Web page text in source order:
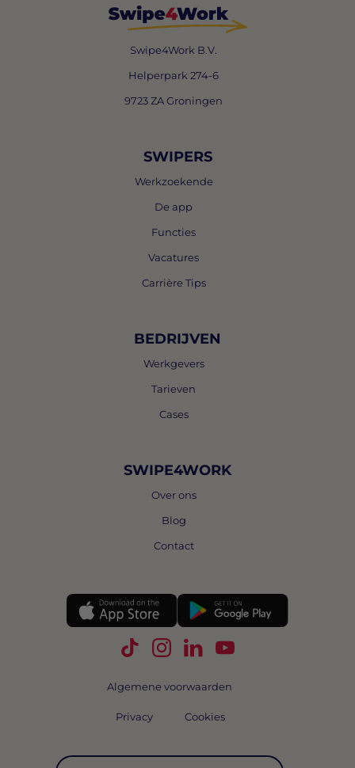
Swipe4Work B.V.
Helperpark 274-6
9723 ZA Groningen
SWIPERS
Werkzoekende
De app
Functies
Vacatures
Carrière Tips
BEDRIJVEN
Werkgevers
Tarieven
Cases
SWIPE4WORK
Over ons
Blog
Contact
Volg Swipe4Work op TikTok
Volg Swipe4Work op
Volg Swipe4Work op
Volg Swipe4Work
Algemene voorwaarden
Privacy Cookies